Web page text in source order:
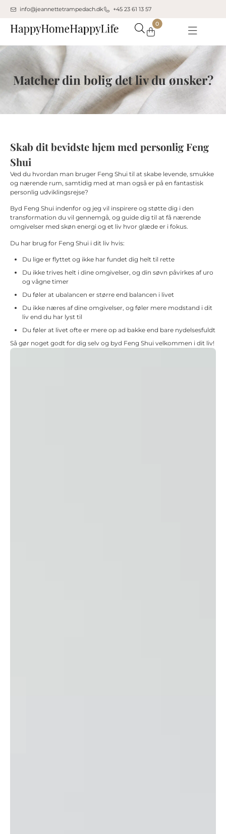
info@jeannettetrampedach.dk +45 23 61 13 57
0
0,00
kr. inkl. moms
Se kurv Kasse
Matcher din bolig det liv du ønsker?
Skab dit bevidste hjem med personlig Feng
Shui
Ved du hvordan man bruger Feng Shui til at skabe levende, smukke
og nærende rum, samtidig med at man også er på en fantastisk
personlig udviklingsrejse?
Byd Feng Shui indenfor og jeg vil inspirere og støtte dig i den
transformation du vil gennemgå, og guide dig til at få nærende
omgivelser med skøn energi og et liv hvor glæde er i fokus.
Du har brug for Feng Shui i dit liv hvis:
Du lige er flyttet og ikke har fundet dig helt til rette
Du ikke trives helt i dine omgivelser, og din søvn påvirkes af uro
og vågne timer
Du føler at ubalancen er større end balancen i livet
Du ikke næres af dine omgivelser, og føler mere modstand i dit
liv end du har lyst til
Du føler at livet ofte er mere op ad bakke end bare nydelsesfuldt
Så gør noget godt for dig selv og byd Feng Shui velkommen i dit liv!